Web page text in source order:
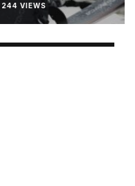
244 VIEWS